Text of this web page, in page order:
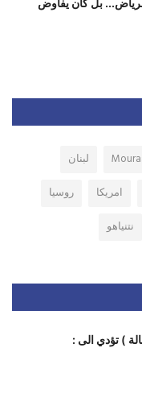
لبنان
امريكا
روسيا
نتنياهو
) تؤدي الى :